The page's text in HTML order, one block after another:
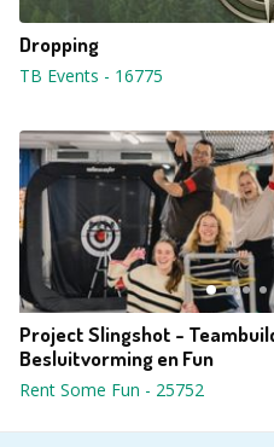
Dropping
TB Events - 16775
Project Slingshot -
Besluitvorming en Fun
Rent Some Fun - 25752